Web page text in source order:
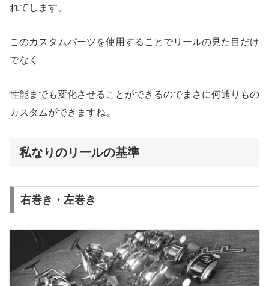
れてします。
このカスタムパーツを使用することでリールの見た目だけ
でなく
性能までも変化させることができるのでまさに何通りもの
カスタムができますね。
私なりのリールの基準
右巻き・左巻き